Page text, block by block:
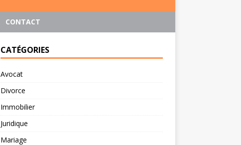
CONTACT
CATÉGORIES
Avocat
Divorce
Immobilier
Juridique
Mariage